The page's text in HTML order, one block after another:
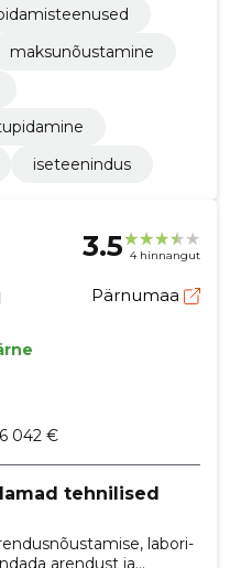
maksunõustamine
iseteenindus
3.5 4 hinnangut
Pärnumaa
042 €
tehnilised
labori-
arendust ja